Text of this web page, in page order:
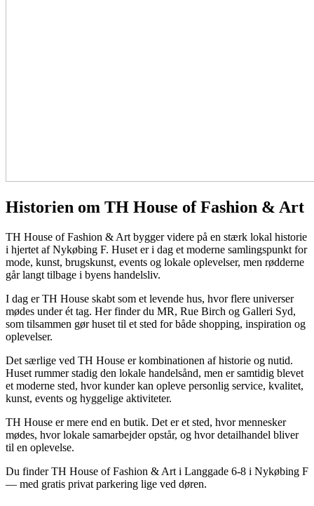
Historien om TH House of Fashion & Art
TH House of Fashion & Art bygger videre på en stærk lokal historie
i hjertet af Nykøbing F. Huset er i dag et moderne samlingspunkt for
mode, kunst, brugskunst, events og lokale oplevelser, men rødderne
går langt tilbage i byens handelsliv.
I dag er TH House skabt som et levende hus, hvor flere universer
mødes under ét tag. Her finder du MR, Rue Birch og Galleri Syd,
som tilsammen gør huset til et sted for både shopping, inspiration og
oplevelser.
Det særlige ved TH House er kombinationen af historie og nutid.
Huset rummer stadig den lokale handelsånd, men er samtidig blevet
et moderne sted, hvor kunder kan opleve personlig service, kvalitet,
kunst, events og hyggelige aktiviteter.
TH House er mere end en butik. Det er et sted, hvor mennesker
mødes, hvor lokale samarbejder opstår, og hvor detailhandel bliver
til en oplevelse.
Du finder TH House of Fashion & Art i Langgade 6-8 i Nykøbing F
— med gratis privat parkering lige ved døren.